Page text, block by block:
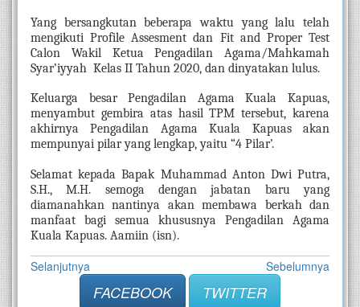
Yang bersangkutan beberapa waktu yang lalu telah
mengikuti Profile Assesment dan Fit and Proper Test
Calon Wakil Ketua Pengadilan Agama/Mahkamah
Syar’iyyah  Kelas II Tahun 2020, dan dinyatakan lulus.
Keluarga besar Pengadilan Agama Kuala Kapuas,
menyambut gembira atas hasil TPM tersebut, karena
akhirnya Pengadilan Agama Kuala Kapuas akan
mempunyai pilar yang lengkap, yaitu “4 Pilar’.
Selamat kepada Bapak Muhammad Anton Dwi Putra,
S.H., M.H. semoga dengan jabatan baru yang
diamanahkan nantinya akan membawa berkah dan
manfaat bagi semua khususnya Pengadilan Agama
Kuala Kapuas. Aamiin (isn).
Selanjutnya Sebelumnya
FACEBOOK
TWITTER